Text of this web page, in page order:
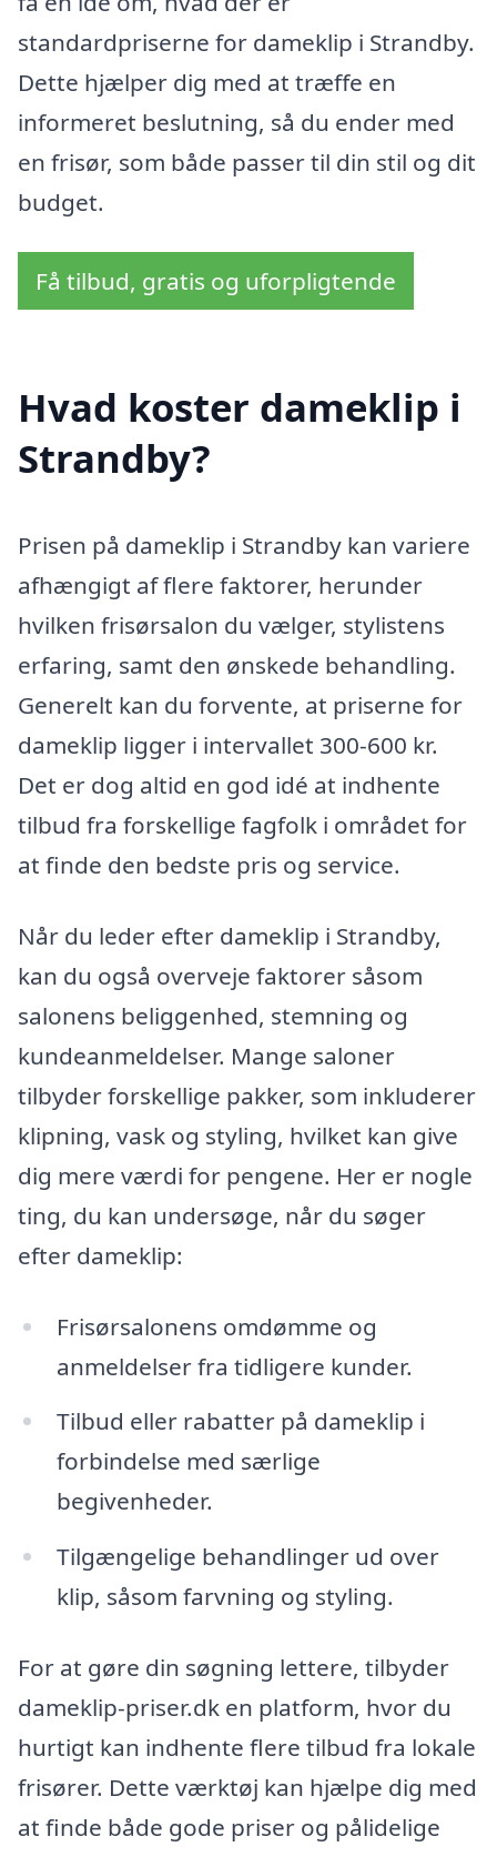
standardpriserne for dameklip i Strandby.
Dette hjælper dig med at træffe en
informeret beslutning, så du ender med
en frisør, som både passer til din stil og dit
budget.
Få tilbud, gratis og uforpligtende
Hvad koster dameklip i
Strandby?
Prisen på dameklip i Strandby kan variere
afhængigt af flere faktorer, herunder
hvilken frisørsalon du vælger, stylistens
erfaring, samt den ønskede behandling.
Generelt kan du forvente, at priserne for
dameklip ligger i intervallet 300-600 kr.
Det er dog altid en god idé at indhente
tilbud fra forskellige fagfolk i området for
at finde den bedste pris og service.
Når du leder efter dameklip i Strandby,
kan du også overveje faktorer såsom
salonens beliggenhed, stemning og
kundeanmeldelser. Mange saloner
tilbyder forskellige pakker, som inkluderer
klipning, vask og styling, hvilket kan give
dig mere værdi for pengene. Her er nogle
ting, du kan undersøge, når du søger
efter dameklip:
Frisørsalonens omdømme og
anmeldelser fra tidligere kunder.
Tilbud eller rabatter på dameklip i
forbindelse med særlige
begivenheder.
Tilgængelige behandlinger ud over
klip, såsom farvning og styling.
For at gøre din søgning lettere, tilbyder
dameklip-priser.dk en platform, hvor du
hurtigt kan indhente flere tilbud fra lokale
frisører. Dette værktøj kan hjælpe dig med
at finde både gode priser og pålidelige